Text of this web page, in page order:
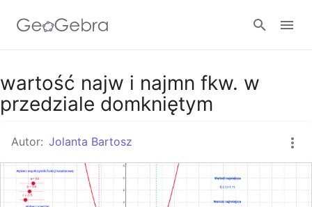
Google Classroom
Zaloguj się
wartość najw i najmn fkw. w
przedziale domkniętym
Autor: Jolanta Bartosz